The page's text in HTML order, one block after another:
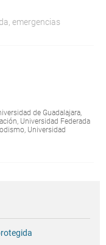
, emergencias
de Guadalajara,
Universidad Federada
Universidad